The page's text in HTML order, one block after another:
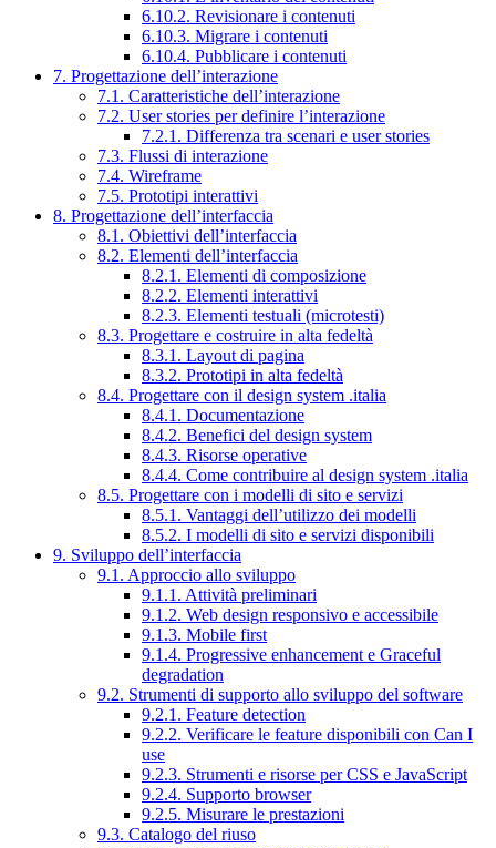
6.10.2. Revisionare i contenuti
6.10.3. Migrare i contenuti
6.10.4. Pubblicare i contenuti
7. Progettazione dell’interazione
7.1. Caratteristiche dell’interazione
7.2. User stories per definire l’interazione
7.2.1. Differenza tra scenari e user stories
7.3. Flussi di interazione
7.4. Wireframe
7.5. Prototipi interattivi
8. Progettazione dell’interfaccia
8.1. Obiettivi dell’interfaccia
8.2. Elementi dell’interfaccia
8.2.1. Elementi di composizione
8.2.2. Elementi interattivi
8.2.3. Elementi testuali (microtesti)
8.3. Progettare e costruire in alta fedeltà
8.3.1. Layout di pagina
8.3.2. Prototipi in alta fedeltà
8.4. Progettare con il design system .italia
8.4.1. Documentazione
8.4.2. Benefici del design system
8.4.3. Risorse operative
8.4.4. Come contribuire al design system .italia
8.5. Progettare con i modelli di sito e servizi
8.5.1. Vantaggi dell’utilizzo dei modelli
8.5.2. I modelli di sito e servizi disponibili
9. Sviluppo dell’interfaccia
9.1. Approccio allo sviluppo
9.1.1. Attività preliminari
9.1.2. Web design responsivo e accessibile
9.1.3. Mobile first
9.1.4. Progressive enhancement e Graceful
degradation
9.2. Strumenti di supporto allo sviluppo del software
9.2.1. Feature detection
9.2.2. Verificare le feature disponibili con Can I
use
9.2.3. Strumenti e risorse per CSS e JavaScript
9.2.4. Supporto browser
9.2.5. Misurare le prestazioni
9.3. Catalogo del riuso